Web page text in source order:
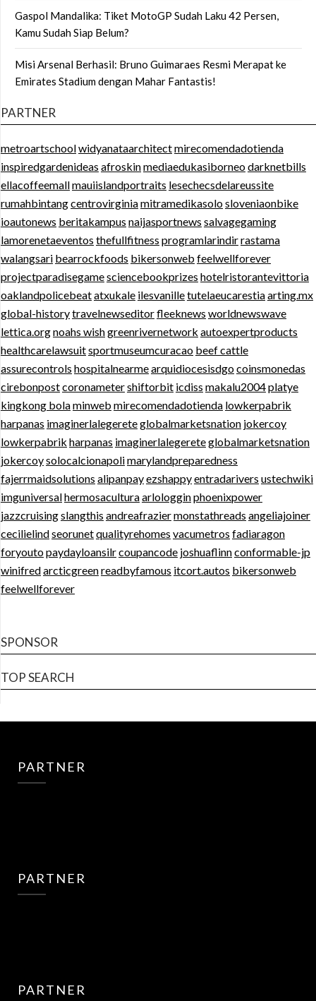
Gaspol Mandalika: Tiket MotoGP Sudah Laku 42 Persen,
Kamu Sudah Siap Belum?
Misi Arsenal Berhasil: Bruno Guimaraes Resmi Merapat ke
Emirates Stadium dengan Mahar Fantastis!
PARTNER
metroartschoolwidyanataarchitectmirecomendadotienda
inspiredgardenideas afroskinmediaedukasiborneodarknetbills
ellacoffeemallmauiislandportraits lesechecsdelareussite
rumahbintangcentrovirginiamitramedikasolosloveniaonbike
ioautonews beritakampus naijasportnews salvagegaming
lamorenetaeventos thefullfitness programlarindirrastama
walangsari bearrockfoods bikersonweb feelwellforever
projectparadisegamesciencebookprizes hotelristorantevittoria
oaklandpolicebeatatxukale ilesvanilletutelaeucarestiaarting.mx
global-historytravelnewseditorfleeknews worldnewswave
lettica.orgnoahs wishgreenrivernetwork autoexpertproducts
healthcarelawsuitsportmuseumcuracao beef cattle
assurecontrols hospitalnearmearquidiocesisdgocoinsmonedas
cirebonpostcoronametershiftorbit icdiss makalu2004platye
kingkong bolaminweb mirecomendadotienda lowkerpabrik
harpanas imaginerlalegereteglobalmarketsnation jokercoy
lowkerpabrik harpanas imaginerlalegereteglobalmarketsnation
jokercoysolocalcionapolimarylandpreparedness
fajerrmaidsolutions alipanpayezshappyentradarivers ustechwiki
imguniversalhermosaculturaarlologginphoenixpower
jazzcruisingslangthis andreafraziermonstathreads angeliajoiner
cecilielindseorunetqualityrehomes vacumetros fadiaragon
foryoutopaydayloansilrcoupancode joshuaflinnconformable-jp
winifredarcticgreenreadbyfamous itcort.autos bikersonweb
feelwellforever
SPONSOR
TOP SEARCH
PARTNER
PARTNER
PARTNER